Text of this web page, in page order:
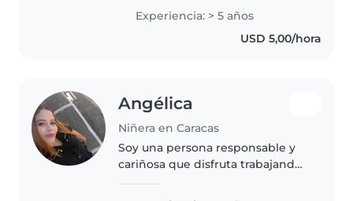
sector. Me encantan los juegos y
siempre mantengo un trato
amigable y paciente. Creo en un
Experiencia: > 5 años
USD 5,00/hora
Angélica
Niñera en Caracas
Soy una persona responsable y
cariñosa que disfruta trabajando
experiencia cuidando niños en